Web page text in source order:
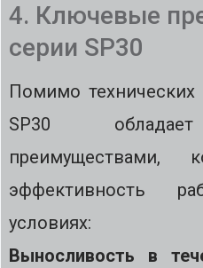
4. Ключевые
серии SP30
Помимо технических
SP30 обладает
преимуществами,
эффективность
условиях:
Выносливость в